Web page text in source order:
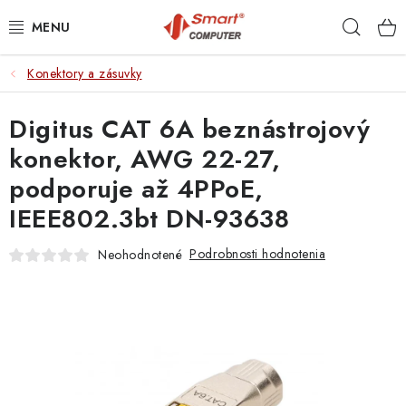
na
NOTEBOOKY
MOBILNÉ ZARIADENIA
PC A KOMPONENTY
PERIFÉRIE
TLAČIARNE
Konektory a zásuvky
Digitus CAT 6A beznástrojový
konektor, AWG 22-27,
podporuje až 4PPoE,
IEEE802.3bt DN-93638
Neohodnotené Podrobnosti hodnotenia